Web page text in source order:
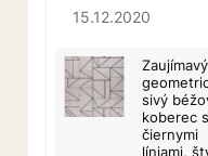
15.12.2020
Zaujímavý
sivý
koberec s
čiernymi
líniami,